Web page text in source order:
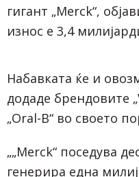
гигант „Merck“,
износ е 3,4
Набавката ќе и
додаде брендовите
„Oral-B“ во своето
„„Merck“ поседува
генерира една